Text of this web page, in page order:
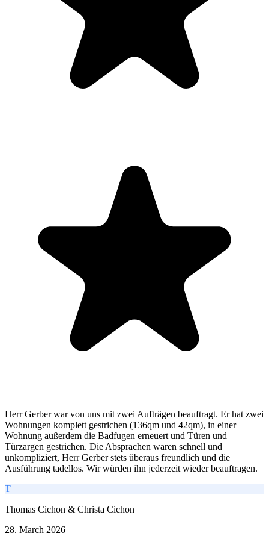
Herr Gerber war von uns mit zwei Aufträgen beauftragt. Er hat zwei
Wohnungen komplett gestrichen (136qm und 42qm), in einer
Wohnung außerdem die Badfugen erneuert und Türen und
Türzargen gestrichen. Die Absprachen waren schnell und
unkompliziert, Herr Gerber stets überaus freundlich und die
Ausführung tadellos. Wir würden ihn jederzeit wieder beauftragen.
T
Thomas Cichon & Christa Cichon
28. March 2026